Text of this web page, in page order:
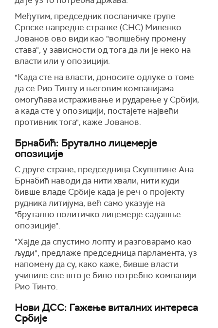
Међутим, председник посланичке групе
Српске напредне странке (СНС) Миленко
Јованов ово види као "волшебну промену
става", у зависности од тога да ли је неко на
власти или у опозицији.
"Када сте на власти, доносите одлуке о томе
да се Рио Тинту и његовим компанијама
омогућава истраживање и рударење у Србији,
а када сте у опозицији, постајете највећи
противник тога", каже Јованов.
Брнабић: Брутално лицемерје
опозиције
С друге стране, председница Скупштине Ана
Брнабић наводи да нити хвали, нити куди
бивше владе Србије када је реч о пројекту
рудника литијума, већ само указује на
"брутално политичко лицемерје садашње
опозиције".
"Хајде да спустимо лопту и разговарамо као
људи", предлаже председница парламента, уз
напомену да су, како каже, бивше власти
учиниле све што је било потребно компанији
Рио Тинто.
Нови ДСС: Гажење виталних интереса
Србије